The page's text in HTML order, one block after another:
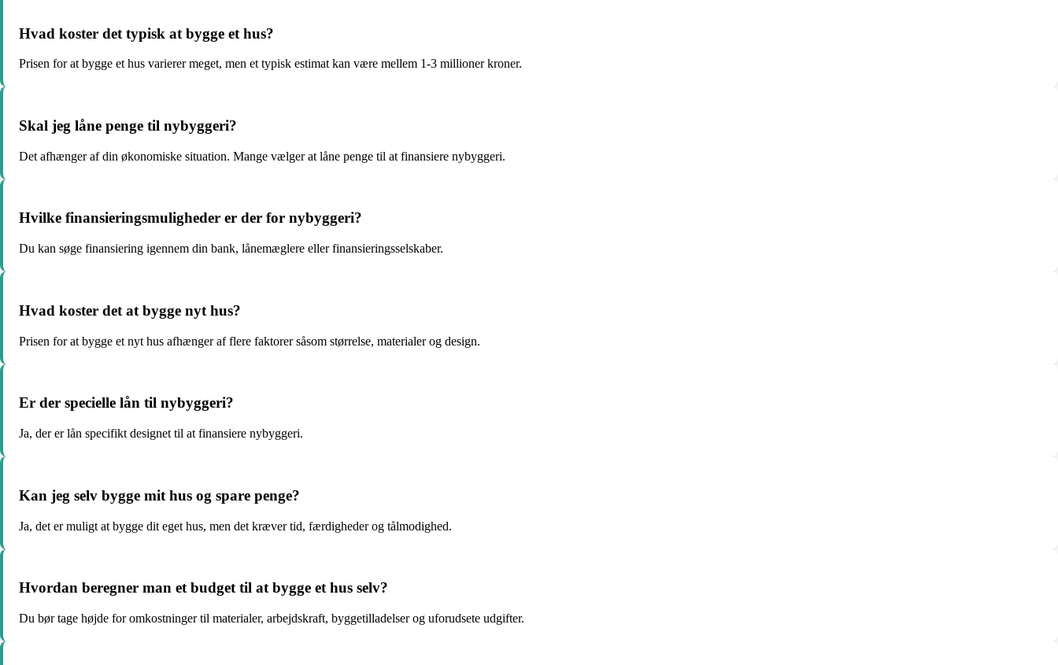
Hvad koster det typisk at bygge et hus?
Prisen for at bygge et hus varierer meget, men et typisk estimat kan være mellem 1-3 millioner kroner.
Skal jeg låne penge til nybyggeri?
Det afhænger af din økonomiske situation. Mange vælger at låne penge til at finansiere nybyggeri.
Hvilke finansieringsmuligheder er der for nybyggeri?
Du kan søge finansiering igennem din bank, lånemæglere eller finansieringsselskaber.
Hvad koster det at bygge nyt hus?
Prisen for at bygge et nyt hus afhænger af flere faktorer såsom størrelse, materialer og design.
Er der specielle lån til nybyggeri?
Ja, der er lån specifikt designet til at finansiere nybyggeri.
Kan jeg selv bygge mit hus og spare penge?
Ja, det er muligt at bygge dit eget hus, men det kræver tid, færdigheder og tålmodighed.
Hvordan beregner man et budget til at bygge et hus selv?
Du bør tage højde for omkostninger til materialer, arbejdskraft, byggetilladelser og uforudsete udgifter.